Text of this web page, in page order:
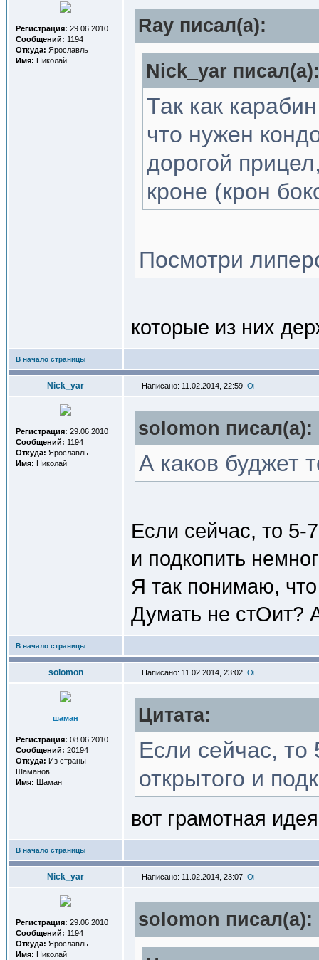
Регистрация: 29.06.2010
Сообщений: 1194
Откуда: Ярославль
Имя: Николай
Ray писал(a):
Nick_yar писал(a):
Так как
что нужен
дорогой
кроне (крон
Посмотри
которые из них
В начало страницы
Nick_yar Написано: 11.02.2014, 22:59
Регистрация: 29.06.2010
Сообщений: 1194
Откуда: Ярославль
Имя: Николай
solomon писал(a):
А каков буджет
Если сейчас, то 5-
и подкопить
Я так понимаю,
Думать не стОит?
В начало страницы
solomon Написано: 11.02.2014, 23:02
шаман
Регистрация: 08.06.2010
Сообщений: 20194
Откуда: Из страны
Шаманов.
Имя: Шаман
Цитата:
Если сейчас, то
открытого и
вот грамотная
В начало страницы
Nick_yar Написано: 11.02.2014, 23:07
Регистрация: 29.06.2010
Сообщений: 1194
Откуда: Ярославль
Имя: Николай
solomon писал(a):